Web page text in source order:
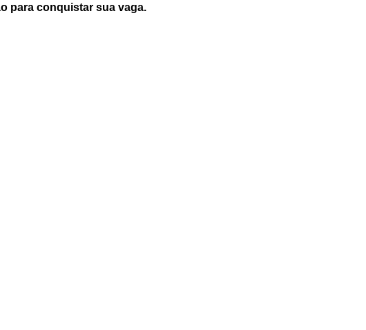
para conquistar sua vaga.